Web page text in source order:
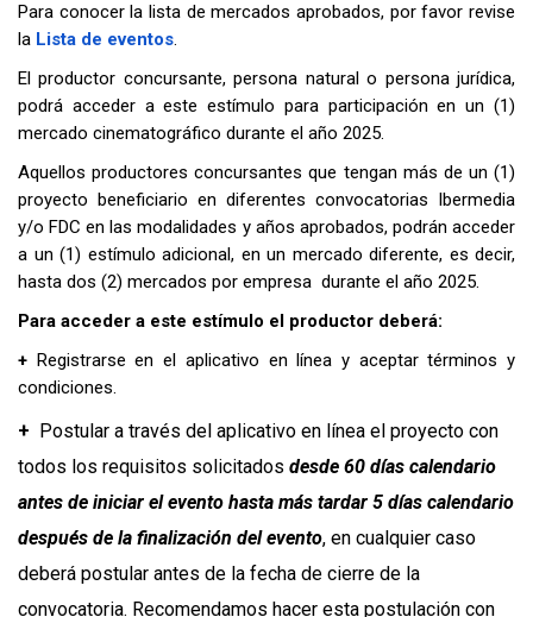
Para conocer la lista de mercados aprobados, por favor revise
la Lista de eventos.
El productor concursante, persona natural o persona jurídica,
podrá acceder a este estímulo para participación en un (1)
mercado cinematográfico durante el año 2025.
Aquellos productores concursantes que tengan más de un (1)
proyecto beneficiario en diferentes convocatorias Ibermedia
y/o FDC en las modalidades y años aprobados, podrán acceder
a un (1) estímulo adicional, en un mercado diferente, es decir,
hasta dos (2) mercados por empresa durante el año 2025.
Para acceder a este estímulo el productor deberá:
+ Registrarse en el aplicativo en línea y aceptar términos y
condiciones.
+ Postular a través del aplicativo en línea el proyecto con
todos los requisitos solicitados desde 60 días calendario
antes de iniciar el evento hasta más tardar 5 días calendario
después de la finalización del evento, en cualquier caso
deberá postular antes de la fecha de cierre de la
convocatoria. Recomendamos hacer esta postulación con